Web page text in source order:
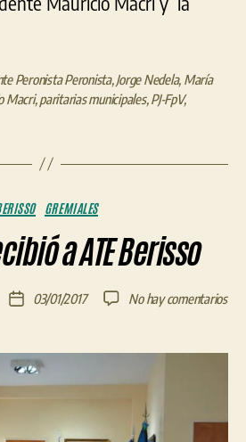
Peronista Peronista,Jorge Nedela, María
Macri,paritarias municipales,PJ-FpV,
Categorías
GREMIALES
a ATE Berisso
Fecha
entrada
03/01/2017 No hay comentariosen
a